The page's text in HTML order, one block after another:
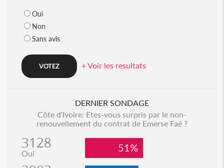
Oui
Non
Sans avis
+ Voir les resultats
DERNIER SONDAGE
Côte d'Ivoire: Etes-vous surpris par le non-
renouvellement du contrat de Emerse Faé ?
3128
Oui 51%